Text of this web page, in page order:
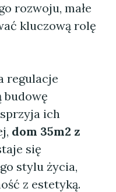
rozwoju, małe
kluczową rolę
regulacje
budowę
ich
dom 35m2 z
się
stylu życia,
z estetyką.